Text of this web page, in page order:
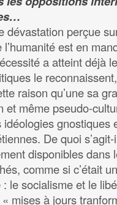
dévastation perçue
est en
a atteint déjà
le
raison qu’une sa
et même pseudo-
gnostiques
De quoi
disponibles dans
comme si c’était
le socialisme et le
mises à jours